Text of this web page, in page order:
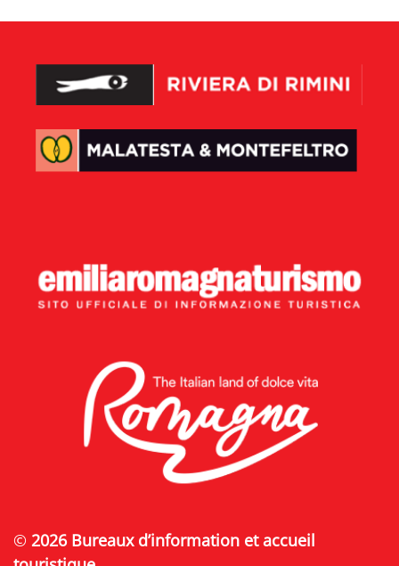
© 2026 Bureaux d’information et accueil